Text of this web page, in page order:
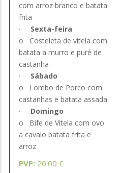
com arroz branco e batata
frita
·
Sexta-feira
o
Costeleta de vitela com
batata a murro e puré de
castanha
·
Sábado
o
Lombo de Porco com
castanhas e batata assada
·
Domingo
o
Bife de Vitela com ovo
a cavalo batata frita e
arroz
PVP: 20.00 €